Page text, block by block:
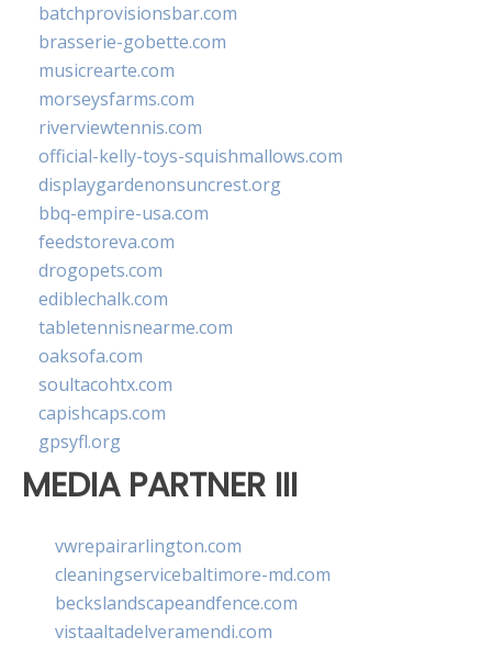
batchprovisionsbar.com
brasserie-gobette.com
musicrearte.com
morseysfarms.com
riverviewtennis.com
official-kelly-toys-squishmallows.com
displaygardenonsuncrest.org
bbq-empire-usa.com
feedstoreva.com
drogopets.com
ediblechalk.com
tabletennisnearme.com
oaksofa.com
soultacohtx.com
capishcaps.com
gpsyfl.org
MEDIA PARTNER III
vwrepairarlington.com
cleaningservicebaltimore-md.com
beckslandscapeandfence.com
vistaaltadelveramendi.com